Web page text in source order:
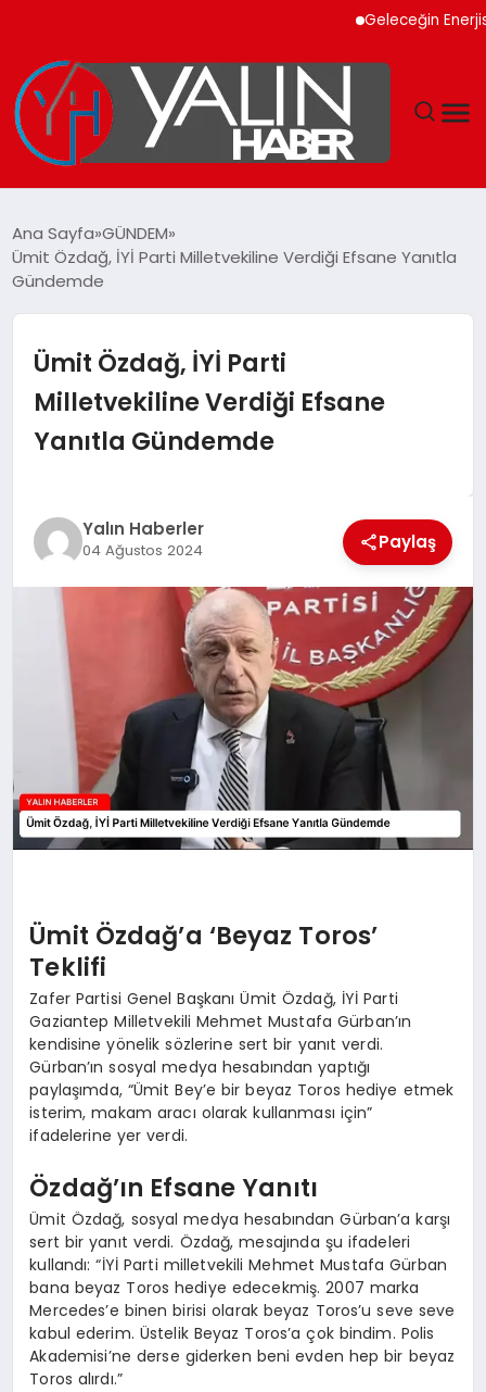
Geleceğin Enerjisi
SPOR
YAŞAM
TEKNOLOJİ
MAGAZİN
SAĞLIK
Ana Sayfa GÜNDEM
Ümit Özdağ, İYİ Parti Milletvekiline Verdiği Efsane Yanıtla
Gündemde
Ümit Özdağ, İYİ Parti
Milletvekiline Verdiği Efsane
Yanıtla Gündemde
Yalın Haberler
04 Ağustos 2024 Paylaş
Ümit Özdağ’a ‘Beyaz Toros’
Teklifi
Zafer Partisi Genel Başkanı Ümit Özdağ, İYİ Parti
Gaziantep Milletvekili Mehmet Mustafa Gürban’ın
kendisine yönelik sözlerine sert bir yanıt verdi.
Gürban’ın sosyal medya hesabından yaptığı
paylaşımda, “Ümit Bey’e bir beyaz Toros hediye etmek
isterim, makam aracı olarak kullanması için”
ifadelerine yer verdi.
Özdağ’ın Efsane Yanıtı
Ümit Özdağ, sosyal medya hesabından Gürban’a karşı
sert bir yanıt verdi. Özdağ, mesajında şu ifadeleri
kullandı: “İYİ Parti milletvekili Mehmet Mustafa Gürban
bana beyaz Toros hediye edecekmiş. 2007 marka
Mercedes’e binen birisi olarak beyaz Toros’u seve seve
kabul ederim. Üstelik Beyaz Toros’a çok bindim. Polis
Akademisi’ne derse giderken beni evden hep bir beyaz
Toros alırdı.”